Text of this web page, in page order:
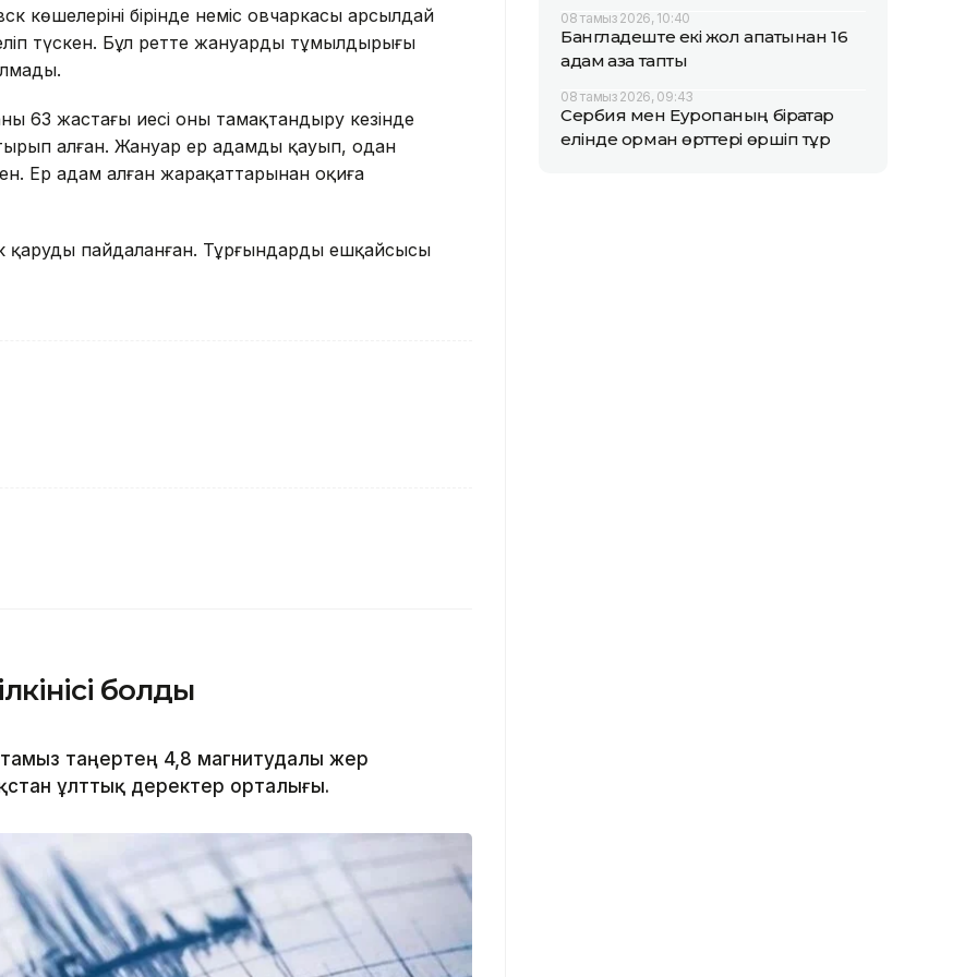
көшелерінің бірінде неміс овчаркасы арсылдай
түскен. Бұл ретте жануардың тұмылдырығы
63 жастағы иесі оны тамақтандыру кезінде
алған. Жануар ер адамды қауып, одан
Ер адам алған жарақаттарынан оқиға
қаруды пайдаланған. Тұрғындардың ешқайсысы
болды
тамыз таңертең 4,8 магнитудалы жер
ұлттық деректер орталығы.
08 тамыз 2026, 10:40
Бангладеште екі жол апатынан 16
адам қаза тапты
08 тамыз 2026, 09:43
Сербия мен Еуропаның бірқатар
елінде орман өрттері өршіп тұр